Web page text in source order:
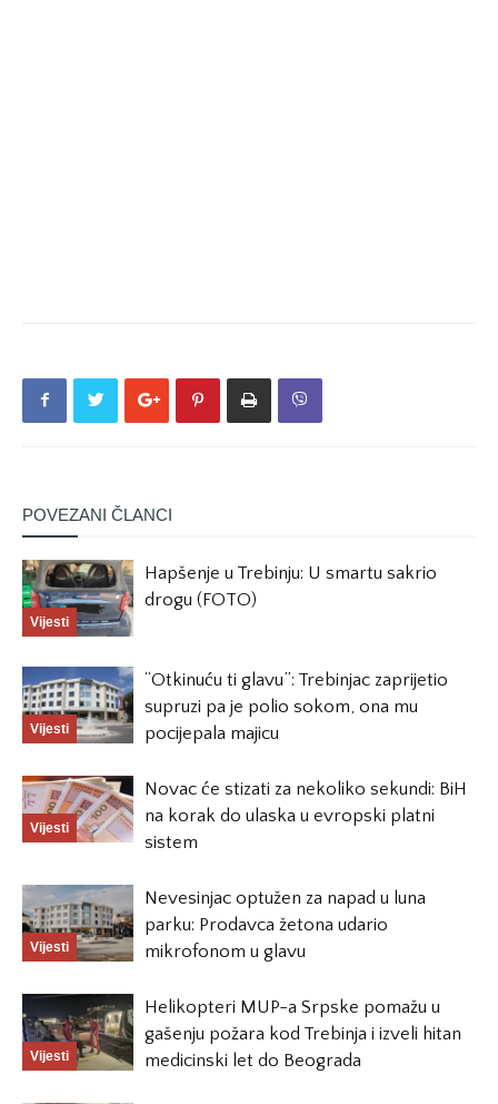
POVEZANI ČLANCI
Vijesti
Hapšenje u Trebinju: U smartu sakrio
drogu (FOTO)
Vijesti
“Otkinuću ti glavu”: Trebinjac zaprijetio
supruzi pa je polio sokom, ona mu
pocijepala majicu
Vijesti
Novac će stizati za nekoliko sekundi: BiH
na korak do ulaska u evropski platni
sistem
Vijesti
Nevesinjac optužen za napad u luna
parku: Prodavca žetona udario
mikrofonom u glavu
Vijesti
Helikopteri MUP-a Srpske pomažu u
gašenju požara kod Trebinja i izveli hitan
medicinski let do Beograda